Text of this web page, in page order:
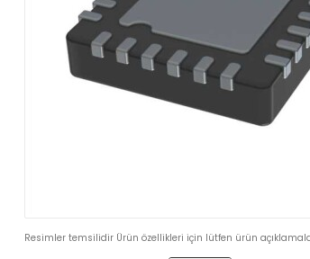
Resimler temsilidir Ürün özellikleri için lütfen ürün